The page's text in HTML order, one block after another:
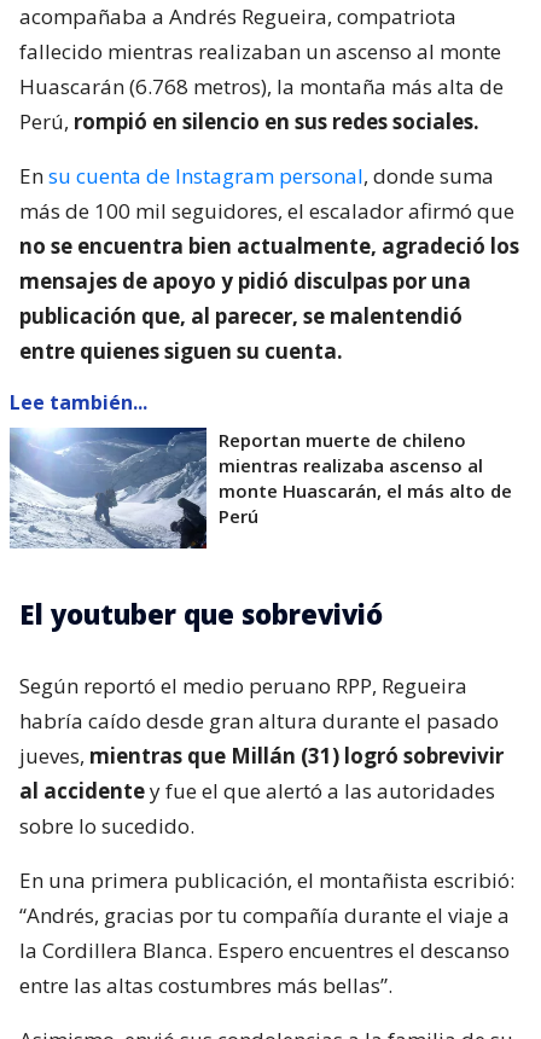
acompañaba a Andrés Regueira, compatriota
fallecido mientras realizaban un ascenso al monte
Huascarán (6.768 metros), la montaña más alta de
Perú, rompió en silencio en sus redes sociales.
Ensu cuenta de Instagram personal, donde suma
más de 100 mil seguidores, el escalador afirmó que
no se encuentra bien actualmente, agradeció los
mensajes de apoyo y pidió disculpas por una
publicación que, al parecer, se malentendió
entre quienes siguen su cuenta.
Lee también...
Reportan muerte de chileno
mientras realizaba ascenso al
monte Huascarán, el más alto de
Perú
El youtuber que sobrevivió
Según reportó el medio peruano RPP, Regueira
habría caído desde gran altura durante el pasado
jueves, mientras que Millán (31) logró sobrevivir
al accidentey fue el que alertó a las autoridades
sobre lo sucedido.
En una primera publicación, el montañista escribió:
“Andrés, gracias por tu compañía durante el viaje a
la Cordillera Blanca. Espero encuentres el descanso
entre las altas costumbres más bellas”.